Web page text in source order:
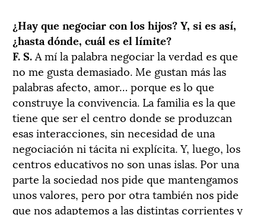
¿Hay que negociar con los hijos? Y, si es así,
¿hasta dónde, cuál es el límite?
F. S.A mí la palabra negociar la verdad es que
no me gusta demasiado. Me gustan más las
palabras afecto, amor… porque es lo que
construye la convivencia. La familia es la que
tiene que ser el centro donde se produzcan
esas interacciones, sin necesidad de una
negociación ni tácita ni explícita. Y, luego, los
centros educativos no son unas islas. Por una
parte la sociedad nos pide que mantengamos
unos valores, pero por otra también nos pide
que nos adaptemos a las distintas corrientes y